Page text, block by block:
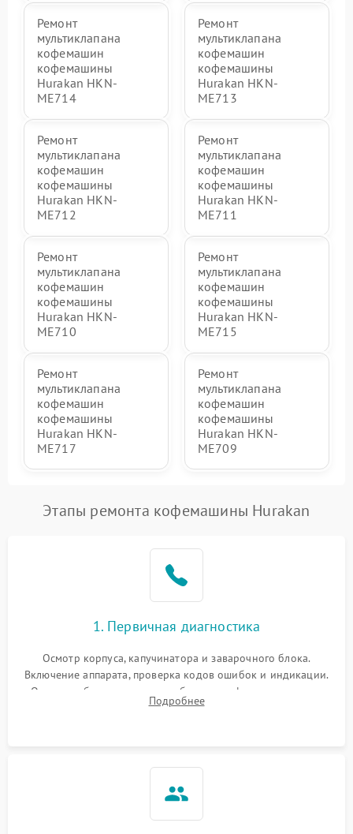
Ремонт
мультиклапана
кофемашин
кофемашины
Hurakan HKN-
ME714
Ремонт
мультиклапана
кофемашин
кофемашины
Hurakan HKN-
ME713
Ремонт
мультиклапана
кофемашин
кофемашины
Hurakan HKN-
ME712
Ремонт
мультиклапана
кофемашин
кофемашины
Hurakan HKN-
ME711
Ремонт
мультиклапана
кофемашин
кофемашины
Hurakan HKN-
ME710
Ремонт
мультиклапана
кофемашин
кофемашины
Hurakan HKN-
ME715
Ремонт
мультиклапана
кофемашин
кофемашины
Hurakan HKN-
ME717
Ремонт
мультиклапана
кофемашин
кофемашины
Hurakan HKN-
ME709
Этапы ремонта кофемашины Hurakan
1. Первичная диагностика
Осмотр корпуса, капучинатора и заварочного блока.
Включение аппарата, проверка кодов ошибок и индикации.
Оценка работы помпы, термоблока и кофемолки на слух.
Измерение температуры и давления воды для выявления
Подробнее